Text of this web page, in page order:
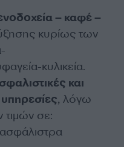
– καφέ –
κυρίως των
κυλικεία.
και
, λόγω
σε: